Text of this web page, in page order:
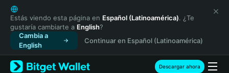
English
日本語
Tiếng Việt
Русский
Español (Latinoamérica)
Türkçe
Estás viendo esta página en Español (Latinoamérica). ¿Te
gustaría cambiarte a English?
Cambia a
English
Continuar en Español (Latinoamérica)
Descargar ahora